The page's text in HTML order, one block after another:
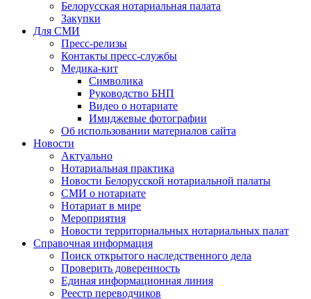
Белорусская нотариальная палата
Закупки
Для СМИ
Пресс-релизы
Контакты пресс-службы
Медика-кит
Символика
Руководство БНП
Видео о нотариате
Имиджевые фотографии
Об использовании материалов сайта
Новости
Актуально
Нотариальная практика
Новости Белорусской нотариальной палаты
СМИ о нотариате
Нотариат в мире
Мероприятия
Новости территориальных нотариальных палат
Справочная информация
Поиск открытого наследственного дела
Проверить доверенность
Единая информационная линия
Реестр переводчиков